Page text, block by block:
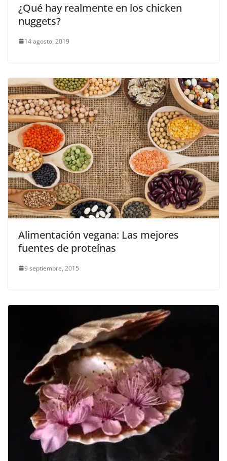
¿Qué hay realmente en los chicken
nuggets?
14 agosto, 2019
Alimentación vegana: Las mejores
fuentes de proteínas
9 septiembre, 2015